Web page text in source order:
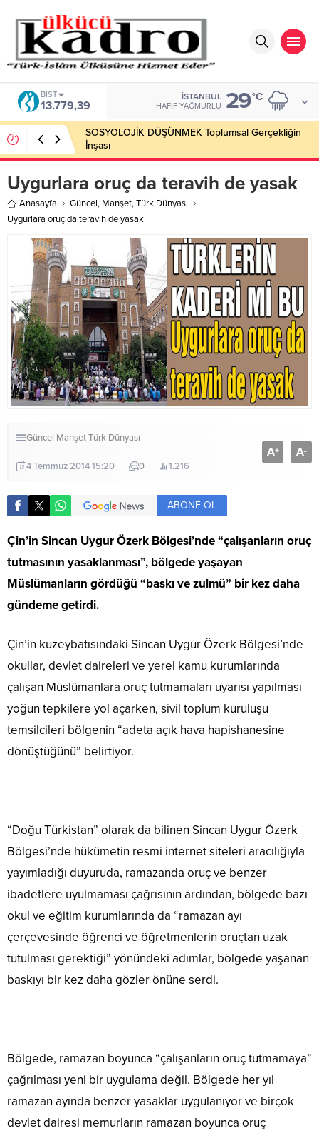
BIST
13.779,39
İSTANBUL
HAFIF YAĞMURLU 29°C
SOSYOLOJİK DÜŞÜNMEK Toplumsal Gerçekliğin
İnşası
Uygurlara oruç da teravih de yasak
Anasayfa Güncel, Manşet,Türk Dünyası
Uygurlara oruç da teravih de yasak
Güncel ManşetTürk Dünyası
4 Temmuz 2014 15:20 0 1.216
A+ A-
ABONE OL
Çin’in Sincan Uygur Özerk Bölgesi’nde “çalışanların oruç
tutmasının yasaklanması”, bölgede yaşayan
Müslümanların gördüğü “baskı ve zulmü” bir kez daha
gündeme getirdi.
Çin’in kuzeybatısındaki Sincan Uygur Özerk Bölgesi’nde
okullar, devlet daireleri ve yerel kamu kurumlarında
çalışan Müslümanlara oruç tutmamaları uyarısı yapılması
yoğun tepkilere yol açarken, sivil toplum kuruluşu
temsilcileri bölgenin “adeta açık hava hapishanesine
dönüştüğünü” belirtiyor.
“Doğu Türkistan” olarak da bilinen Sincan Uygur Özerk
Bölgesi’nde hükümetin resmi internet siteleri aracılığıyla
yayımladığı duyuruda, ramazanda oruç ve benzer
ibadetlere uyulmaması çağrısının ardından, bölgede bazı
okul ve eğitim kurumlarında da “ramazan ayı
çerçevesinde öğrenci ve öğretmenlerin oruçtan uzak
tutulması gerektiği” yönündeki adımlar, bölgede yaşanan
baskıyı bir kez daha gözler önüne serdi.
Bölgede, ramazan boyunca “çalışanların oruç tutmamaya”
çağrılması yeni bir uygulama değil. Bölgede her yıl
ramazan ayında benzer yasaklar uygulanıyor ve birçok
devlet dairesi memurların ramazan boyunca oruç